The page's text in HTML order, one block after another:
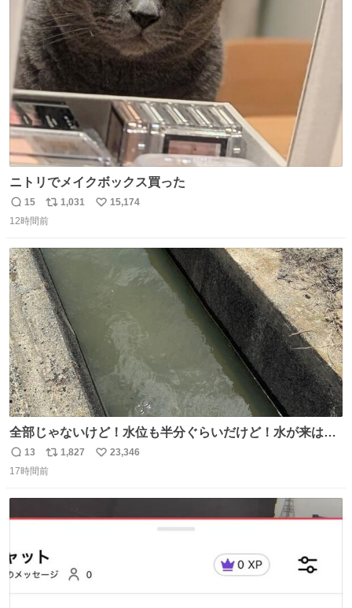
化する ・院生が研究環境を求め他大学に移るのを批判する
過去例↓
ト
数
数
ニトリでメイクボックス買った
返
信
15
リ
ポ
ト
数
1,031
い
15,174
12時間前
全部じゃないけど！水位も半分ぐらいだけど！水が来はじ
めたよ！！！ 作業してくれた方々ありがとーーー
ー！！！！！！！！！！！！！！！！！！！！！！！！！
返
信
13
リ
ポ
1,827
い
23,346
17時間前